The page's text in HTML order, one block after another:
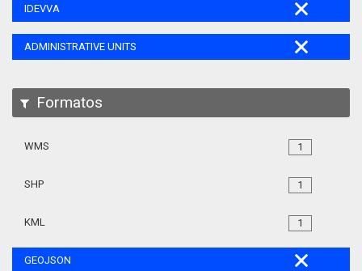
IDEVVA
ADMINISTRATIVE UNITS
Formatos
1
WMS
1
SHP
1
KML
GEOJSON